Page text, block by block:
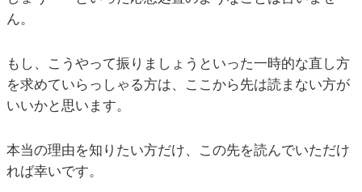
ん。
もし、こうやって振りましょうといった一時的な直し方
を求めていらっしゃる方は、ここから先は読まない方が
いいかと思います。
本当の理由を知りたい方だけ、この先を読んでいただけ
れば幸いです。